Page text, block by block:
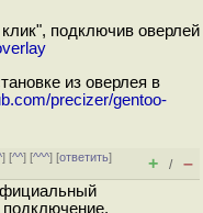
подключив оверлей
из оверлея в
precizer/gentoo-
] [^^] [^^^] [ответить]
+ / –
подключение.